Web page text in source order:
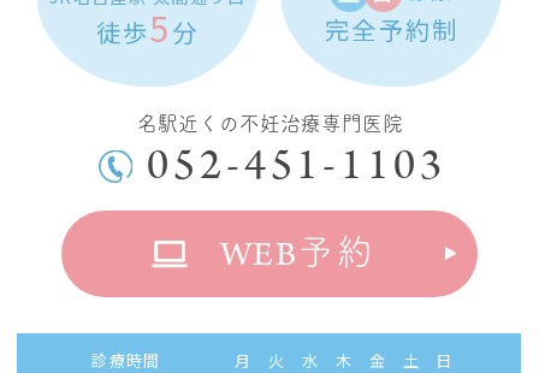
徒歩5分 完全予約制
名駅近くの不妊治療専門医院
052-451-1103
WEB予約
診療時間 月 火 水 木 金 土 日